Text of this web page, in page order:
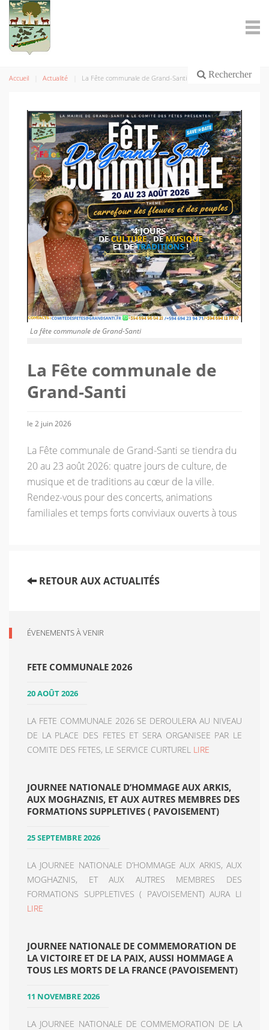
Rechercher
Accueil Actualité La Fête communale de Grand-Santi
La fête communale de Grand-Santi
La Fête communale de
Grand-Santi
le 2 juin 2026
La Fête communale de Grand-Santi se tiendra du
20 au 23 août 2026: quatre jours de culture, de
musique et de traditions au cœur de la ville.
Rendez-vous pour des concerts, animations
familiales et temps forts conviviaux ouverts à tous
RETOUR AUX ACTUALITÉS
ÉVENEMENTS À VENIR
FETE COMMUNALE 2026
20 AOÛT 2026
LA FETE COMMUNALE 2026 SE DEROULERA AU NIVEAU
DE LA PLACE DES FETES ET SERA ORGANISEE PAR LE
COMITE DES FETES, LE SERVICE CURTUREL LIRE
JOURNEE NATIONALE D’HOMMAGE AUX ARKIS,
AUX MOGHAZNIS, ET AUX AUTRES MEMBRES DES
FORMATIONS SUPPLETIVES ( PAVOISEMENT)
25 SEPTEMBRE 2026
LA JOURNEE NATIONALE D’HOMMAGE AUX ARKIS, AUX
MOGHAZNIS, ET AUX AUTRES MEMBRES DES
FORMATIONS SUPPLETIVES ( PAVOISEMENT) AURA LI
LIRE
JOURNEE NATIONALE DE COMMEMORATION DE
LA VICTOIRE ET DE LA PAIX, AUSSI HOMMAGE A
TOUS LES MORTS DE LA FRANCE (PAVOISEMENT)
11 NOVEMBRE 2026
LA JOURNEE NATIONALE DE COMMEMORATION DE LA